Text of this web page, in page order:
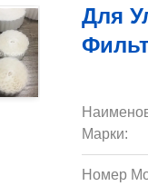
Для
Марки:
Номер